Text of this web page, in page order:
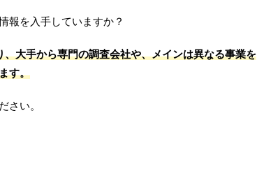
報を入手していますか？
大手から専門の調査会社や、メインは異なる事業を
す。
さい。